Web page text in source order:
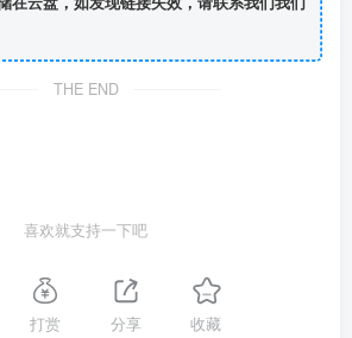
THE END
喜欢就支持一下吧
打赏 分享 收藏